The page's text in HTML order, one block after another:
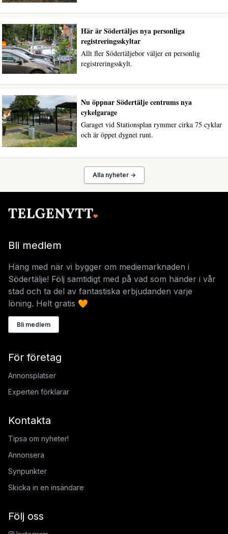
Här är Södertäljes nya personliga
registreringsskyltar
Allt fler Södertäljebor väljer en personlig
registreringsskylt.
Nu öppnar Södertälje centrums nya
cykelgarage
Garaget vid Stationsplan rymmer cirka 75 cyklar
och är öppet dygnet runt.
Alla nyheter →
Bli medlem
Häng med när vi bygger om mediemarknaden i
Södertälje! Följ samtidigt med på vad som händer i vår
stad och ta del av fantastiska erbjudanden varje
löning. Helt gratis 🧡
Bli medlem
För företag
Annonsplatser
Experten förklarar
Kontakta
Tipsa om nyheter!
Annonsera
Synpunkter
Skicka in en insändare
Följ oss